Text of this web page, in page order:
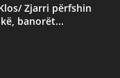
Zjarri përfshin
banorët...